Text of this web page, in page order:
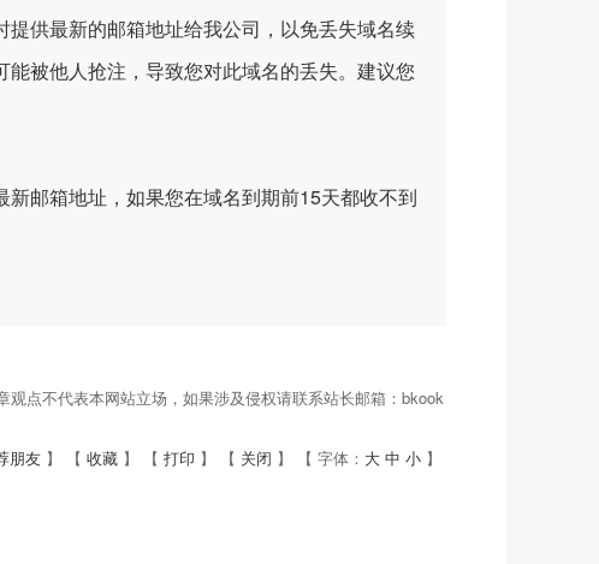
供最新的邮箱地址给我公司，以免丢失域名续
被他人抢注，导致您对此域名的丢失。建议您
邮箱地址，如果您在域名到期前15天都收不到
点不代表本网站立场，如果涉及侵权请联系站长邮箱：bkook
朋友 】 【 收藏 】 【 打印 】 【 关闭 】 【 字体： 大 中 小 】